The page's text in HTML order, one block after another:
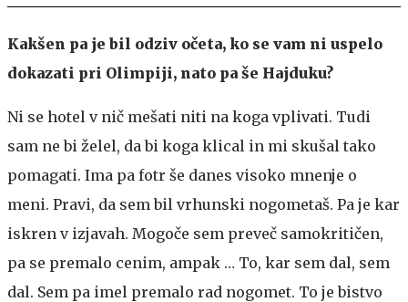
Kakšen pa je bil odziv očeta, ko se vam ni uspelo
dokazati pri Olimpiji, nato pa še Hajduku?
Ni se hotel v nič mešati niti na koga vplivati. Tudi
sam ne bi želel, da bi koga klical in mi skušal tako
pomagati. Ima pa fotr še danes visoko mnenje o
meni. Pravi, da sem bil vrhunski nogometaš. Pa je kar
iskren v izjavah. Mogoče sem preveč samokritičen,
pa se premalo cenim, ampak … To, kar sem dal, sem
dal. Sem pa imel premalo rad nogomet. To je bistvo